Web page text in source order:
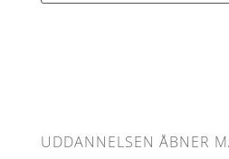
UDDANNELSEN ÅBNER